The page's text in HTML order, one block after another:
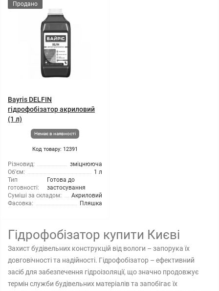
Продано
Bayris DELFIN
гідрофобізатор акриловий
(1 л)
Немає в наявності
Код товару: 12391
Різновид:
зміцнююча
Об'єм:
1 л
Тип
готовності:
Готова до
застосування
Суміші за складом:
Акриловий
Фасовка:
Пляшка
Гідрофобізатор купити Києві
Захист будівельних конструкцій від вологи – запорука їх
довговічності та надійності. Гідрофобізатор – ефективний
засіб для забезпечення гідроізоляції, що значно продовжує
термін служби будівельних матеріалів та запобігає їх